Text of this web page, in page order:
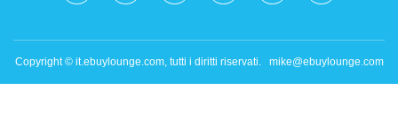
Copyright © it.ebuylounge.com, tutti i diritti riservati. mike@ebuylounge.com